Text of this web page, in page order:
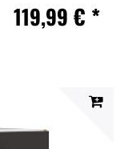
119,99 € *